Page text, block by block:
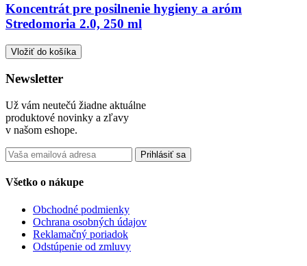
Koncentrát pre posilnenie hygieny a aróm
Stredomoria 2.0, 250 ml
Vložiť do košíka
Newsletter
Už vám neutečú žiadne aktuálne
produktové novinky a zľavy
v našom eshope.
Prihlásiť sa
Všetko o nákupe
Obchodné podmienky
Ochrana osobných údajov
Reklamačný poriadok
Odstúpenie od zmluvy